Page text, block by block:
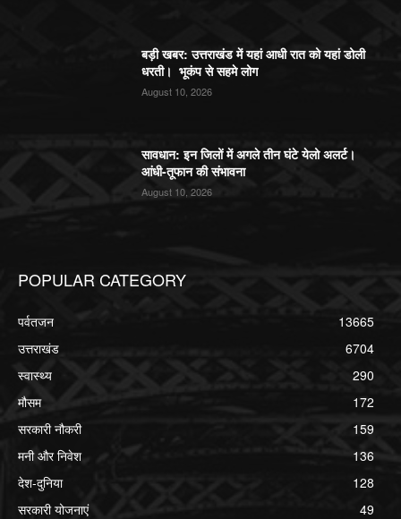
बड़ी खबर: उत्तराखंड में यहां आधी रात को यहां डोली
धरती। भूकंप से सहमे लोग
August 10, 2026
सावधान: इन जिलों में अगले तीन घंटे येलो अलर्ट।
आंधी-तूफान की संभावना
August 10, 2026
POPULAR CATEGORY
पर्वतजन
13665
उत्तराखंड
6704
स्वास्थ्य
290
मौसम
172
सरकारी नौकरी
159
मनी और निवेश
136
देश-दुनिया
128
सरकारी योजनाएं
49